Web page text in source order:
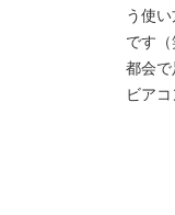
う使
です（
都会
ビア